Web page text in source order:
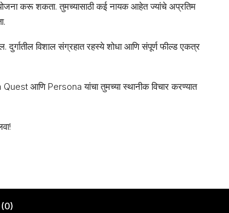
करू शकता. तुमच्यासाठी कई नायक आहेत ज्यांचे अप्रतिम
विशाल संग्रहात रहस्ये शोधा आणि संपूर्ण फील्ड एकत्र
आणि Persona यांचा तुमच्या स्थानीक विचार करण्यात